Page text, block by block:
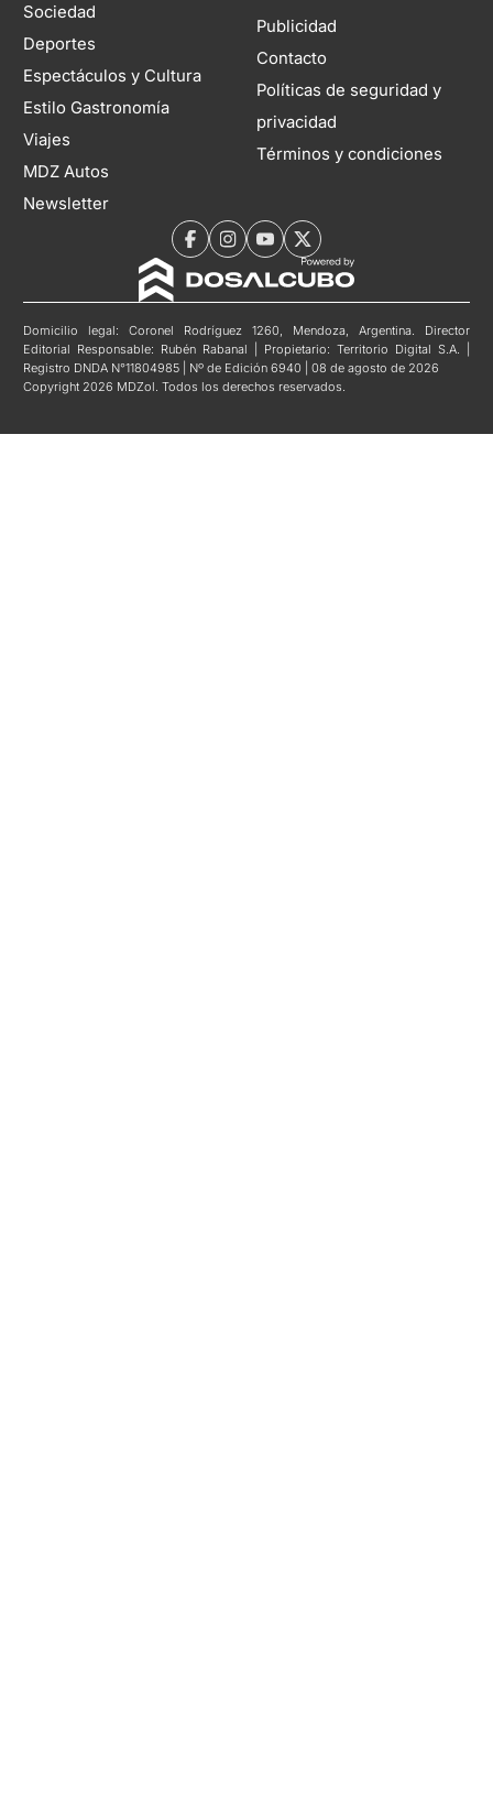
Sociedad
Deportes
Espectáculos y Cultura
Estilo Gastronomía
Viajes
MDZ Autos
Newsletter
Publicidad
Contacto
Políticas de seguridad y
privacidad
Términos y condiciones
Domicilio legal: Coronel Rodríguez 1260, Mendoza, Argentina. Director
Editorial Responsable: Rubén Rabanal | Propietario: Territorio Digital S.A. |
Registro DNDA N°11804985 | Nº de Edición 6940 | 08 de agosto de 2026
Copyright 2026 MDZol. Todos los derechos reservados.